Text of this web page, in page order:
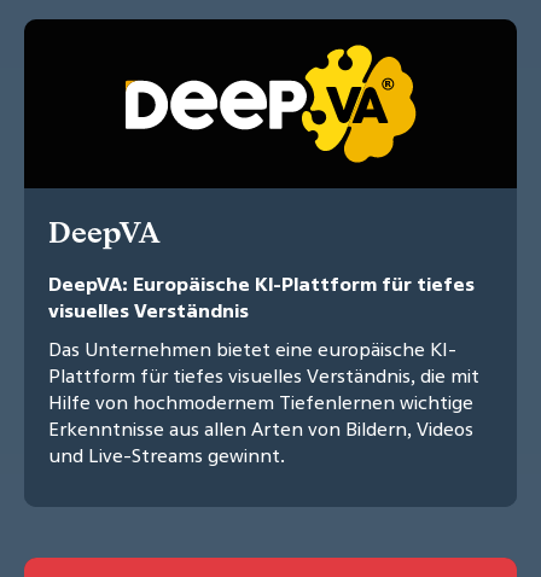
DeepVA
DeepVA: Europäische KI-Plattform für tiefes
visuelles Verständnis
Das Unternehmen bietet eine europäische KI-
Plattform für tiefes visuelles Verständnis, die mit
Hilfe von hochmodernem Tiefenlernen wichtige
Erkenntnisse aus allen Arten von Bildern, Videos
und Live-Streams gewinnt.